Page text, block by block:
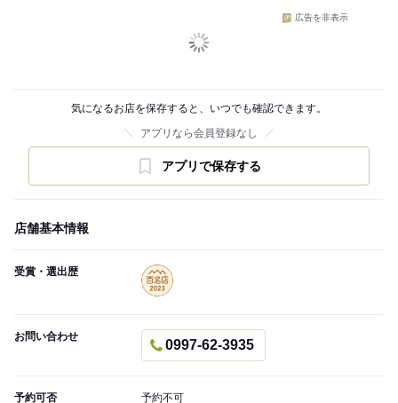
広告を非表示
気になるお店を保存すると、いつでも確認できます。
アプリなら会員登録なし
アプリで保存する
店舗基本情報
受賞・選出歴
お問い合わせ
0997-62-3935
予約可否 予約不可